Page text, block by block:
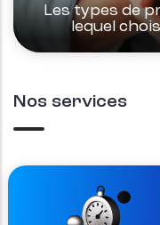
Les types de
lequel
Nos services